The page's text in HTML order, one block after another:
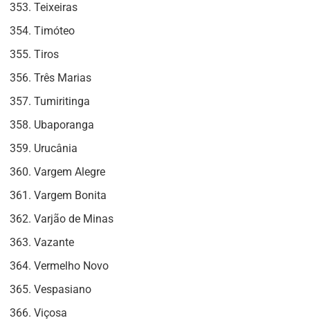
Teixeiras
Timóteo
Tiros
Três Marias
Tumiritinga
Ubaporanga
Urucânia
Vargem Alegre
Vargem Bonita
Varjão de Minas
Vazante
Vermelho Novo
Vespasiano
Viçosa